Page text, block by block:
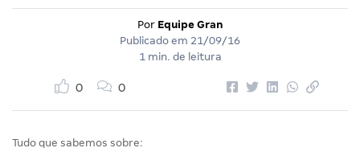
Por Equipe Gran
Publicado em 21/09/16
1 min. de leitura
0 0
Tudo que sabemos sobre: